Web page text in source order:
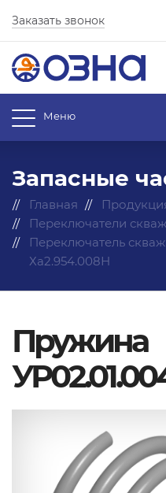
Заказать звонок
Меню
Запасные
Главная
Переключатели
Переключатель
Ха2.954.008Н
Пружина